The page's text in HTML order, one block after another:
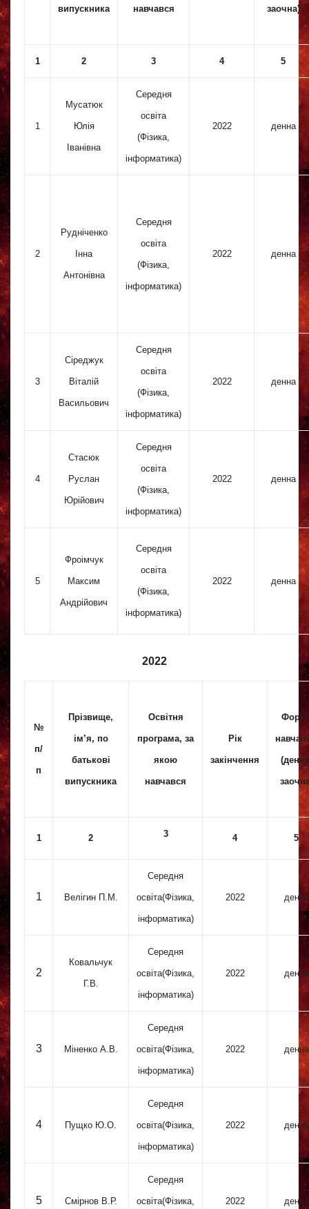
випускника навчався заочна)
1 2 3 4 5
1
Мусатюк
Юлія
Іванівна
Середня
освіта
(Фізика,
інформатика)
2022 денна
2
Рудніченко
Інна
Антонівна
Середня
освіта
(Фізика,
інформатика)
2022 денна
3
Сіреджук
Віталій
Васильович
Середня
освіта
(Фізика,
інформатика)
2022 денна
4
Стасюк
Руслан
Юрійович
Середня
освіта
(Фізика,
інформатика)
2022 денна
5
Фроімчук
Максим
Андрійович
Середня
освіта
(Фізика,
інформатика)
2022 денна
2022
№
п/
п
Прізвище,
ім’я, по
батькові
випускника
Освітня
програма, за
якою
навчався
Рік
закінчення
1 2 3 4 5
1 Велігин П.М.
Середня
освіта(Фізика,
інформатика)
2022 денна
2
Ковальчук
Г.В.
Середня
освіта(Фізика,
інформатика)
2022 денна
3 Міненко А.В.
Середня
освіта(Фізика,
інформатика)
2022 денна
4 Пущко Ю.О.
Середня
освіта(Фізика,
інформатика)
2022 денна
5 Смірнов В.Р.
Середня
освіта(Фізика, 2022 денна